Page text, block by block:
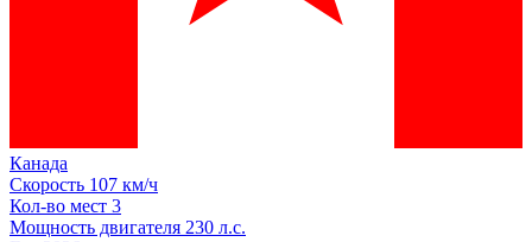
Канада
Скорость 107 км/ч
Кол-во мест 3
Мощность двигателя 230 л.с.